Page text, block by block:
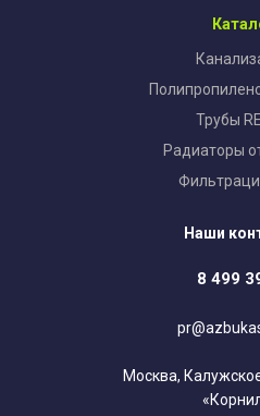
Трубы
Радиаторы
Наши
8 499
Москва,